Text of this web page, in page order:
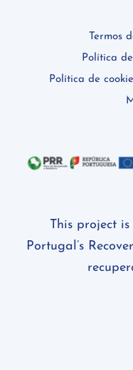
Termos
Política
Política de
This project
Portugal’s